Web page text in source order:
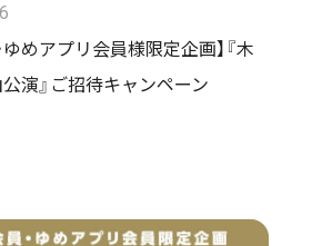
ゆめアプリ会員様限定企画】『木
演』ご招待キャンペーン